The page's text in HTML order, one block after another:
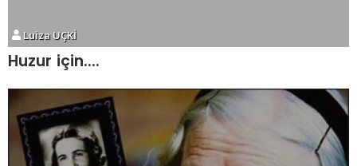
Luiza UÇKİ
Huzur için....